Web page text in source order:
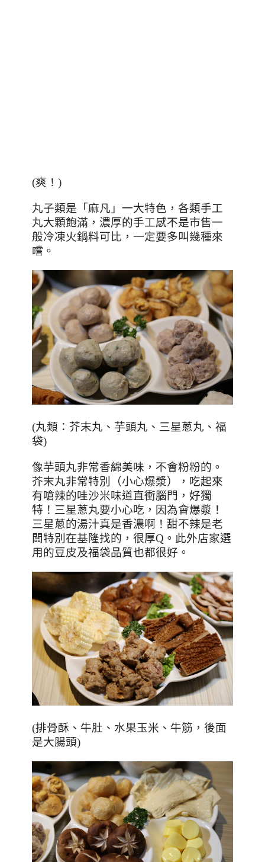
(爽！ )
丸子類是「麻凡」一大特色，各類手工
丸大顆飽滿，濃厚的手工感不是市售一
般冷凍火鍋料可比，一定要多叫幾種來
嚐。
(丸類：芥末丸 、 芋頭丸 、 三星蔥丸 、 福
袋)
像芋頭丸非常香綿美味，不會粉粉的。
芥末丸非常特別（小心爆漿），吃起來
有嗆辣的哇沙米味道直衝腦門，好獨
特！三星蔥丸要小心吃，因為會爆漿！
三星蔥的湯汁真是香濃啊！甜不辣是老
闆特別在基隆找的，很厚Q 。此外店家選
用的豆皮及福袋品質也都很好。
(排骨酥、牛肚、水果玉米、牛筋，後面
是大腸頭)